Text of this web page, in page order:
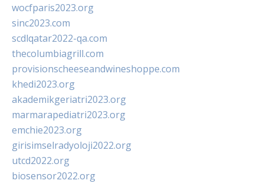
wocfparis2023.org
sinc2023.com
scdlqatar2022-qa.com
thecolumbiagrill.com
provisionscheeseandwineshoppe.com
khedi2023.org
akademikgeriatri2023.org
marmarapediatri2023.org
emchie2023.org
girisimselradyoloji2022.org
utcd2022.org
biosensor2022.org